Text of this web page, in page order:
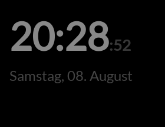
20:28:52
Samstag, 08. August